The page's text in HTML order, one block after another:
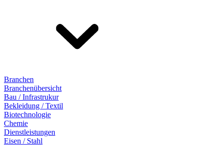
Branchen
Branchenübersicht
Bau / Infrastrukur
Bekleidung / Textil
Biotechnologie
Chemie
Dienstleistungen
Eisen / Stahl